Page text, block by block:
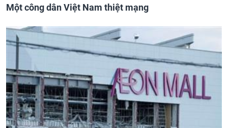
Một công dân Việt Nam thiệt mạng